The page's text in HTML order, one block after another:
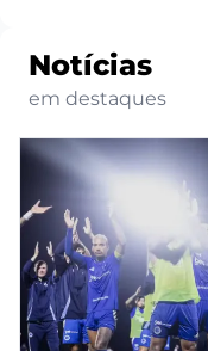
Notícias
em destaques